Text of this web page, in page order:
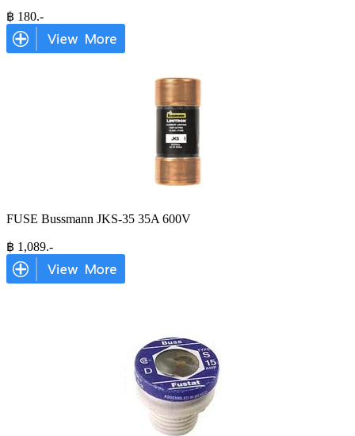
฿ 180.-
FUSE Bussmann JKS-35 35A 600V
฿ 1,089.-